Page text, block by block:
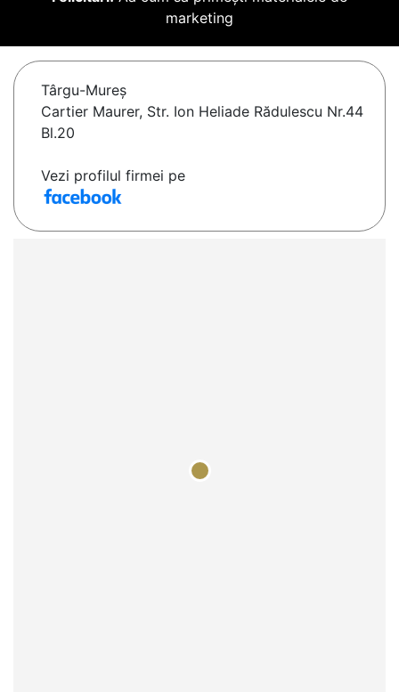
marketing
Târgu-Mureş
Cartier Maurer, Str. Ion Heliade Rădulescu Nr.44
Bl.20
Vezi profilul firmei pe